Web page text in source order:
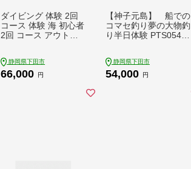
ダイビング 体験 2回
コース 体験 海 初心者
2回 コース アウトド
ツ レジャー 旅行 観光
ドラゴンレディ 静岡
静岡県下田市
66,000 円
【神子元島】 船での
コマセ釣り夢の大物釣
り半日体験 PTS054-0
静岡県下田市
54,000 円